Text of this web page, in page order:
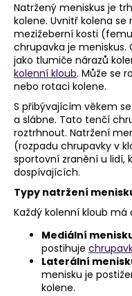
Natržený meniskus je
kolene. Uvnitř kolena
mezižeberní kosti
chrupavka je
jako tlumiče nárazů
kolenní kloub. Může se
nebo rotaci kolene.
S přibývajícím věkem
a slábne. Tato tenčí
roztrhnout. Natržení
(rozpadu chrupavky v
sportovní zranění u lidí,
dospívajících.
Typy natržení
Každý kolenní kloub má
Mediální
postihuje
Laterální
menisku je
kolene.
D
o
p
o
r
u
č